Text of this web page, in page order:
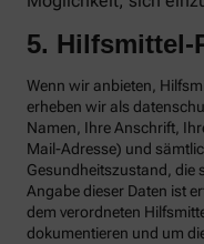
5. Hilfsmittel-
Wenn wir anbieten,
erheben wir als
Namen, Ihre Anschrift,
Mail-Adresse) und
Gesundheitszustand, die
Angabe dieser Daten ist
dem verordneten
dokumentieren und um